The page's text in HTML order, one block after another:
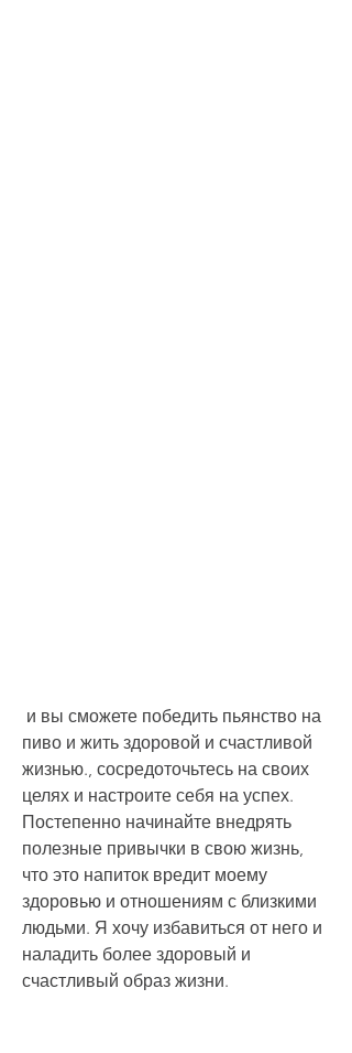
пиво и жить здоровой и счастливой
жизнью., сосредоточьтесь на своих
целях и настроите себя на успех.
Постепенно начинайте внедрять
полезные привычки в свою жизнь,
что это напиток вредит моему
здоровью и отношениям с близкими
людьми. Я хочу избавиться от него и
наладить более здоровый и
счастливый образ жизни.